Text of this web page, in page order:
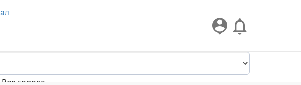
person_pin notifications_none
Все города